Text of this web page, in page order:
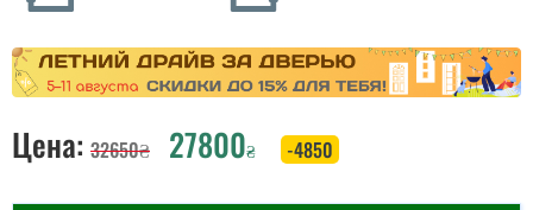
Цена: 32650₴ 27800₴ -4850